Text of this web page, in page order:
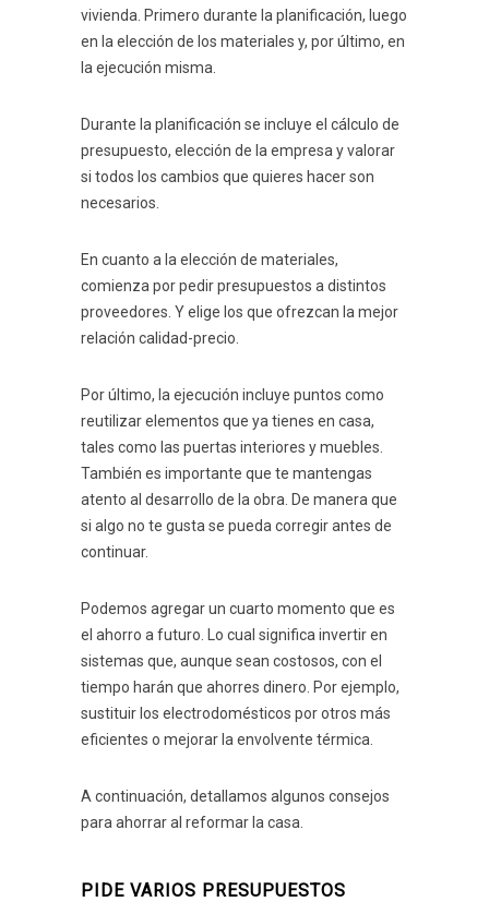
vivienda. Primero durante la planificación, luego
en la elección de los materiales y, por último, en
la ejecución misma.
Durante la planificación se incluye el cálculo de
presupuesto, elección de la empresa y valorar
si todos los cambios que quieres hacer son
necesarios.
En cuanto a la elección de materiales,
comienza por pedir presupuestos a distintos
proveedores. Y elige los que ofrezcan la mejor
relación calidad-precio.
Por último, la ejecución incluye puntos como
reutilizar elementos que ya tienes en casa,
tales como las puertas interiores y muebles.
También es importante que te mantengas
atento al desarrollo de la obra. De manera que
si algo no te gusta se pueda corregir antes de
continuar.
Podemos agregar un cuarto momento que es
el ahorro a futuro. Lo cual significa invertir en
sistemas que, aunque sean costosos, con el
tiempo harán que ahorres dinero. Por ejemplo,
sustituir los electrodomésticos por otros más
eficientes o mejorar la envolvente térmica.
A continuación, detallamos algunos consejos
para ahorrar al reformar la casa.
PIDE VARIOS PRESUPUESTOS